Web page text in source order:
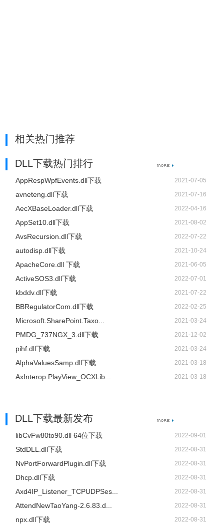
相关热门推荐
DLL下载热门排行
AppRespWpfEvents.dll下载 2021-07-05
avneteng.dll下载 2021-07-16
AecXBaseLoader.dll下载 2022-04-16
AppSet10.dll下载 2021-08-02
AvsRecursion.dll下载 2022-07-22
autodisp.dll下载 2021-10-24
ApacheCore.dll 下载 2021-06-05
ActiveSOS3.dll下载 2022-07-01
kbddv.dll下载 2021-07-22
BBRegulatorCom.dll下载 2022-02-25
Microsoft.SharePoint.Taxo... 2021-03-24
PMDG_737NGX_3.dll下载 2021-12-02
pihf.dll下载 2021-03-24
AlphaValuesSamp.dll下载 2021-03-18
AxInterop.PlayView_OCXLib... 2021-03-18
DLL下载最新发布
libCvFw80to90.dll 64位下载 2022-09-01
StdDLL.dll下载 2022-08-31
NvPortForwardPlugin.dll下载 2022-08-31
Dhcp.dll下载 2022-08-31
Axd4IP_Listener_TCPUDPSes... 2022-08-31
AttendNewTaoYang-2.6.83.d... 2022-08-31
npx.dll下载 2022-08-31